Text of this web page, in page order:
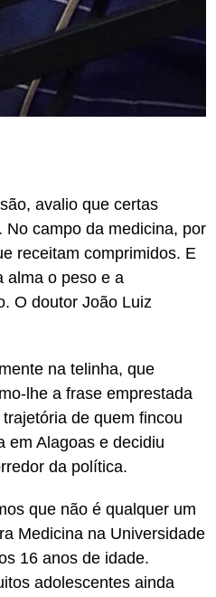
avalio que certas
campo da medicina, por
receitam comprimidos. E
alma o peso e a
O doutor João Luiz
na telinha, que
lhe a frase emprestada
de quem fincou
em Alagoas e decidiu
da política.
que não é qualquer um
Medicina na Universidade
16 anos de idade.
adolescentes ainda